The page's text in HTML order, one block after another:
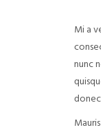
Mi a
nunc